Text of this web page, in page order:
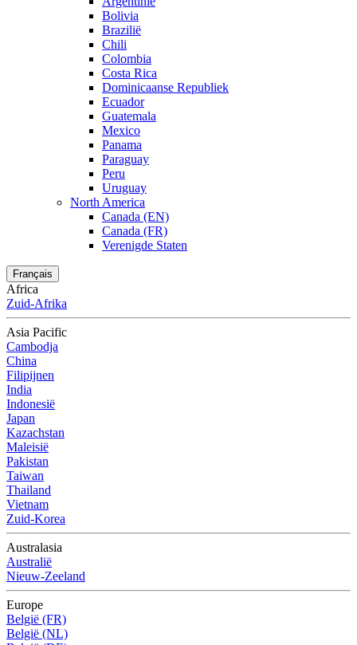
Bolivia
Brazilië
Chili
Colombia
Costa Rica
Dominicaanse Republiek
Ecuador
Guatemala
Mexico
Panama
Paraguay
Peru
Uruguay
North America
Canada (EN)
Canada (FR)
Verenigde Staten
Français
Africa
Zuid-Afrika
Asia Pacific
Cambodja
China
Filipijnen
India
Indonesië
Japan
Kazachstan
Maleisië
Pakistan
Taiwan
Thailand
Vietnam
Zuid-Korea
Australasia
Australië
Nieuw-Zeeland
Europe
België (FR)
België (NL)